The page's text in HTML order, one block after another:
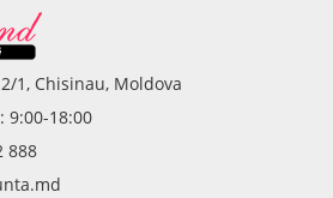
1, Chisinau, Moldova
9:00-18:00
888